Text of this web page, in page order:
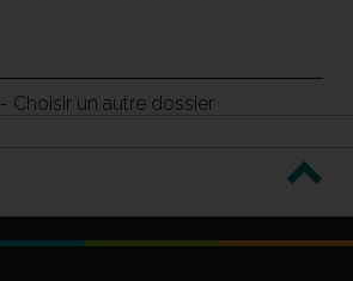
- Choisir un autre dossier